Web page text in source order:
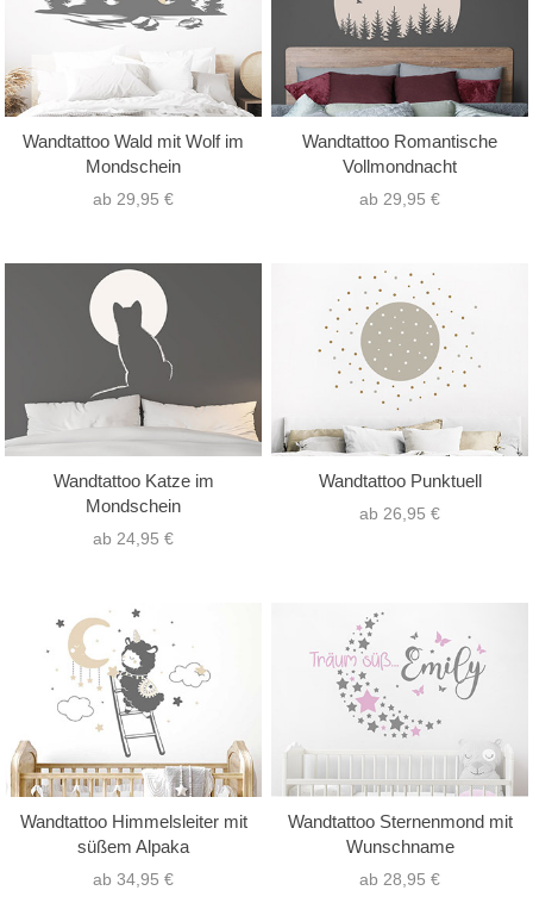
Wandtattoo Wald mit Wolf im
Mondschein
ab 29,95 €
Wandtattoo Romantische
Vollmondnacht
ab 29,95 €
Wandtattoo Katze im
Mondschein
ab 24,95 €
Wandtattoo Punktuell
ab 26,95 €
Wandtattoo Himmelsleiter mit
süßem Alpaka
ab 34,95 €
Wandtattoo Sternenmond mit
Wunschname
ab 28,95 €